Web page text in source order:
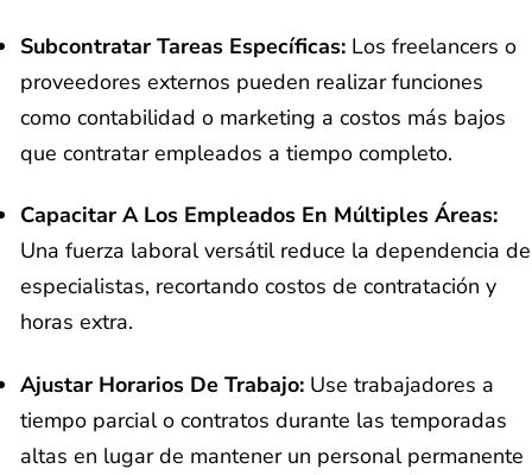
Subcontratar Tareas Específicas: Los freelancers o
proveedores externos pueden realizar funciones
como contabilidad o marketing a costos más bajos
que contratar empleados a tiempo completo.
Capacitar A Los Empleados En Múltiples Áreas:
Una fuerza laboral versátil reduce la dependencia de
especialistas, recortando costos de contratación y
horas extra.
Ajustar Horarios De Trabajo: Use trabajadores a
tiempo parcial o contratos durante las temporadas
altas en lugar de mantener un personal permanente